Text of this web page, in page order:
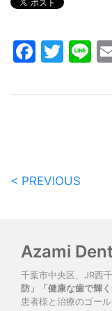
< PREVIOUS
Azami
千葉市中央区、JR西
防」「健康な歯で輝
患者様と治療のゴー